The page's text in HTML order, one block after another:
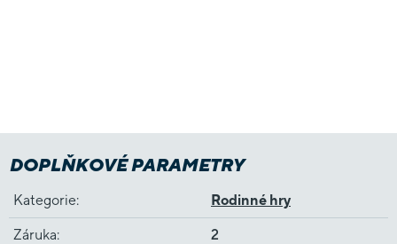
DOPLŇKOVÉ PARAMETRY
Kategorie: Rodinné hry
Záruka: 2